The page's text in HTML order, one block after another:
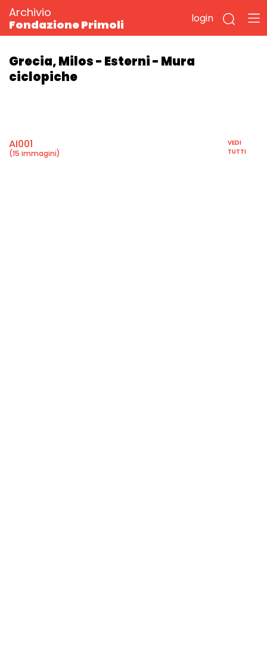
Archivio
Fondazione Primoli
login
Grecia, Milos - Esterni - Mura
ciclopiche
AI001
(15 immagini)
VEDI
TUTTI